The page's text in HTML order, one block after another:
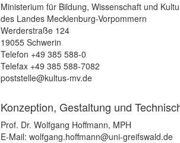
Ministerium für Bildung, Wissenschaft und
des Landes Mecklenburg-Vorpommern
Werderstraße 124
19055 Schwerin
Telefon +49 385 588-0
Telefax +49 385 588-7082
poststelle@kultus-mv.de
Konzeption, Gestaltung und
Prof. Dr. Wolfgang Hoffmann, MPH
E-Mail: wolfgang.hoffmann@uni-greifswald.de